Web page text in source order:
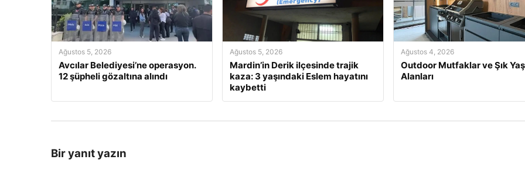
Ağustos 5, 2026
Avcılar Belediyesi’ne operasyon.
12 şüpheli gözaltına alındı
Ağustos 5, 2026
Mardin’in Derik ilçesinde trajik
kaza: 3 yaşındaki Eslem hayatını
kaybetti
Ağustos 4, 2026
Outdoor Mutfaklar ve Şık
Alanları
Bir yanıt yazın